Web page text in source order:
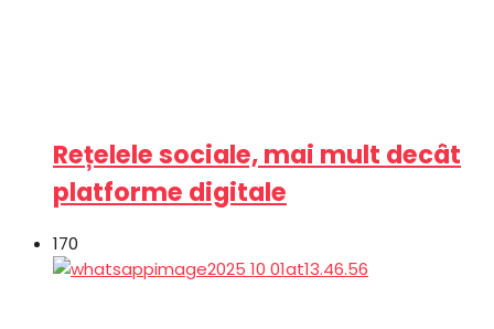
Rețelele sociale, mai mult decât
platforme digitale
170